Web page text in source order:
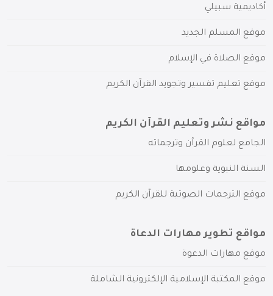
أكاديمية سبيلي
موقع المسلم الجديد
موقع الصلاة في الإسلام
موقع تعليم تفسير وتجويد القرآن الكريم
مواقع نشر وتعليم القرآن الكريم
الجامع لعلوم القرآن وترجماته
السنة النبوية وعلومها
موقع الترجمات الصوتية للقرآن الكريم
مواقع تطوير مهارات الدعاة
موقع مهارات الدعوة
موقع المكتبة الإسلامية الإلكترونية الشاملة